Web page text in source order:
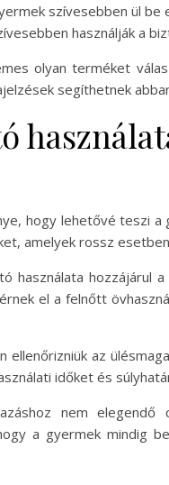
szívesebben ül
használják a
olyan terméket
segíthetnek
hogy lehetővé teszi
amelyek rossz
használata hozzájárul
el a felnőtt
ellenőrizniük az
időket és
nem elegendő
a gyermek mindig